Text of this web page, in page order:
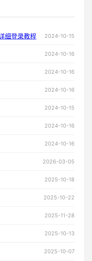
细登录教程 2024-10-15
2024-10-16
2024-10-16
2024-10-16
2024-10-15
2024-10-16
2024-10-16
2026-03-05
2025-10-18
2025-10-22
2025-11-28
2025-10-13
2025-10-07